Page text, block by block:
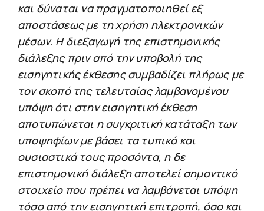
και δύναται να πραγματοποιηθεί εξ
αποστάσεως με τη χρήση ηλεκτρονικών
μέσων. Η διεξαγωγή της επιστημονικής
διάλεξης πριν από την υποβολή της
εισηγητικής έκθεσης συμβαδίζει πλήρως με
τον σκοπό της τελευταίας λαμβανομένου
υπόψη ότι στην εισηγητική έκθεση
αποτυπώνεται η συγκριτική κατάταξη των
υποψηφίων με βάσει τα τυπικά και
ουσιαστικά τους προσόντα, η δε
επιστημονική διάλεξη αποτελεί σημαντικό
στοιχείο που πρέπει να λαμβάνεται υπόψη
τόσο από την εισηγητική επιτροπή, όσο και